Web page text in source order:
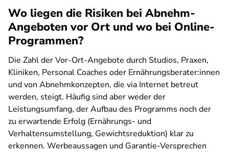
Wo liegen die Risiken bei Abnehm-
Angeboten vor Ort und wo bei Online-
Programmen?
Die Zahl der Vor-Ort-Angebote durch Studios, Praxen,
Kliniken, Personal Coaches oder Ernährungsberater:innen
und von Abnehmkonzepten, die via Internet betreut
werden, steigt. Häufig sind aber weder der
Leistungsumfang, der Aufbau des Programms noch der
zu erwartende Erfolg (Ernährungs- und
Verhaltensumstellung, Gewichtsreduktion) klar zu
erkennen. Werbeaussagen und Garantie-Versprechen